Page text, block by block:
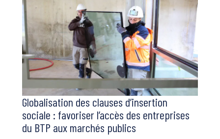
Globalisation des clauses d’insertion
sociale : favoriser l’accès des entreprises
du BTP aux marchés publics